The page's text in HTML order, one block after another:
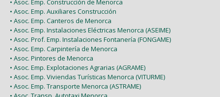
• Asoc. Emp. Construcción de Menorca
• Asoc. Emp. Auxiliares Construcción
• Asoc. Emp. Canteros de Menorca
• Asoc. Emp. Instalaciones Eléctricas Menorca (ASEIME)
• Asoc. Prof. Emp. Instalaciones Fontanería (FONGAME)
• Asoc. Emp. Carpintería de Menorca
• Asoc. Pintores de Menorca
• Asoc. Emp. Explotaciones Agrarias (AGRAME)
• Asoc. Emp. Viviendas Turísticas Menorca (VITURME)
• Asoc. Emp. Transporte Menorca (ASTRAME)